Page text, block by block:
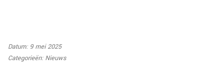
Datum: 9 mei 2025
Categorieën: Nieuws